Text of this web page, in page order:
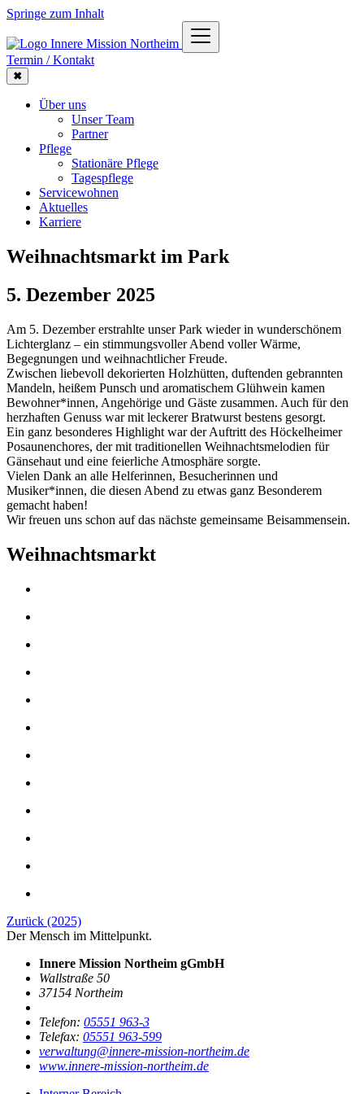
Springe zum Inhalt
Termin / Kontakt
✖
Über uns
Unser Team
Partner
Pflege
Stationäre Pflege
Tagespflege
Servicewohnen
Aktuelles
Karriere
Weihnachts­markt im Park
5. Dezember 2025
Am 5. Dezember erstrahlte unser Park wieder in wunderschönem
Lichterglanz – ein stimmungsvoller Abend voller Wärme,
Begegnungen und weihnachtlicher Freude.
Zwischen liebevoll dekorierten Holzhütten, duftenden gebrannten
Mandeln, heißem Punsch und aromatischem Glühwein kamen
Bewohner*innen, Angehörige und Gäste zusammen. Auch für den
herzhaften Genuss war mit leckerer Bratwurst bestens gesorgt.
Ein ganz besonderes Highlight war der Auftritt des Höckelheimer
Posaunenchores, der mit traditionellen Weihnachtsmelodien für
Gänsehaut und eine feierliche Atmosphäre sorgte.
Vielen Dank an alle Helferinnen, Besucherinnen und
Musiker*innen, die diesen Abend zu etwas ganz Besonderem
gemacht haben!
Wir freuen uns schon auf das nächste gemeinsame Beisammensein.
Weihnachtsmarkt
Zurück (2025)
Der Mensch im Mittelpunkt.
Innere Mission Northeim gGmbH
Wallstraße 50
37154 Northeim
Telefon: 05551 963-3
Telefax: 05551 963-599
verwaltung@innere-mission-northeim.de
www.innere-mission-northeim.de